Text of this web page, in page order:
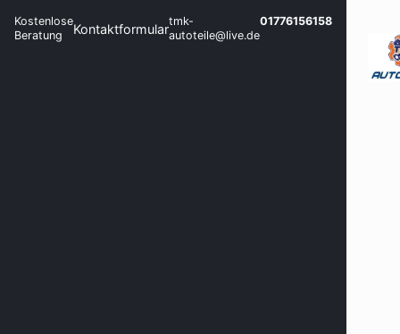
Kostenlose
Beratung
Kontaktformulartmk-
autoteile@live.de
01776156158